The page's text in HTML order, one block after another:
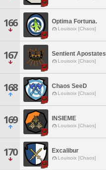
166 Optima Fortuna.
Louisoix [Chaos]
167 Sentient Apostates
Louisoix [Chaos]
168 Chaos SeeD
Louisoix [Chaos]
169 INSIEME
Louisoix [Chaos]
170 Excalibur
Louisoix [Chaos]